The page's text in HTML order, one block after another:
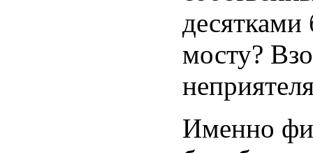
мосту?
Именно